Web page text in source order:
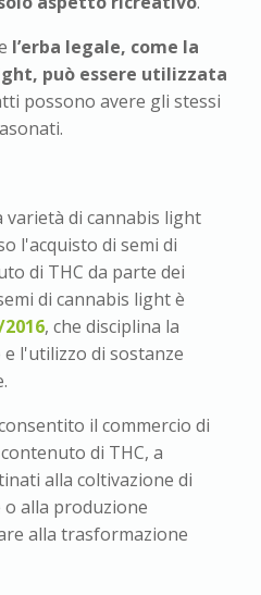
l’erba legale, come la
può essere utilizzata
possono avere gli stessi
varietà di cannabis light
l'acquisto di semi di
di THC da parte dei
di cannabis light è
, che disciplina la
l'utilizzo di sostanze
il commercio di
di THC, a
alla coltivazione di
o alla produzione
alla trasformazione